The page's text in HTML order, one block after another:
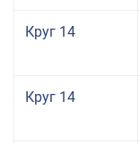
Круг 14
Круг 14